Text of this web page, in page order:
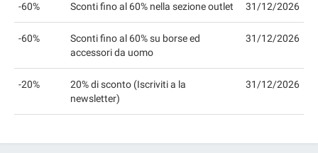
-60% Sconti fino al 60% nella sezione outlet 31/12/2026
-60%
Sconti fino al 60% su borse ed
accessori da uomo
31/12/2026
-20%
20% di sconto (Iscriviti a la
newsletter)
31/12/2026